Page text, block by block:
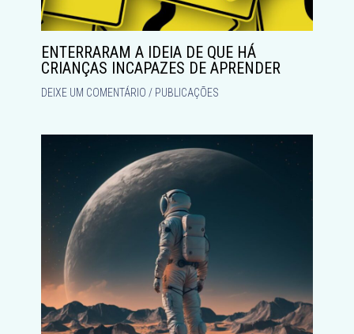
ENTERRARAM A IDEIA DE QUE HÁ
CRIANÇAS INCAPAZES DE APRENDER
DEIXE UM COMENTÁRIO / PUBLICAÇÕES